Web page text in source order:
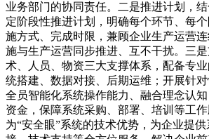
业务部门的协同责任。二是推进计划，
定阶段性推进计划，明确每个环节、每
施方式、完成时限，兼顾企业生产运营
施与生产运营同步推进、互不干扰。三
术、人员、物资三大支撑体系，配备专
统搭建、数据对接、后期运维；开展针
全员智能化系统操作能力、融合理念认
资金，保障系统采购、部署、培训等工
为“安全眼”系统的技术优势，为企业提